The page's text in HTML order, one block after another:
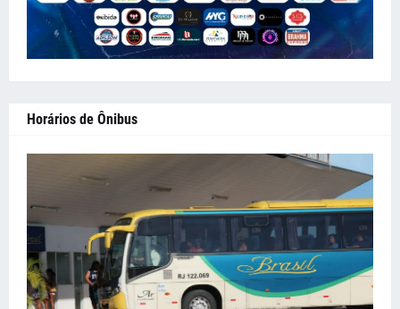
Horários de Ônibus